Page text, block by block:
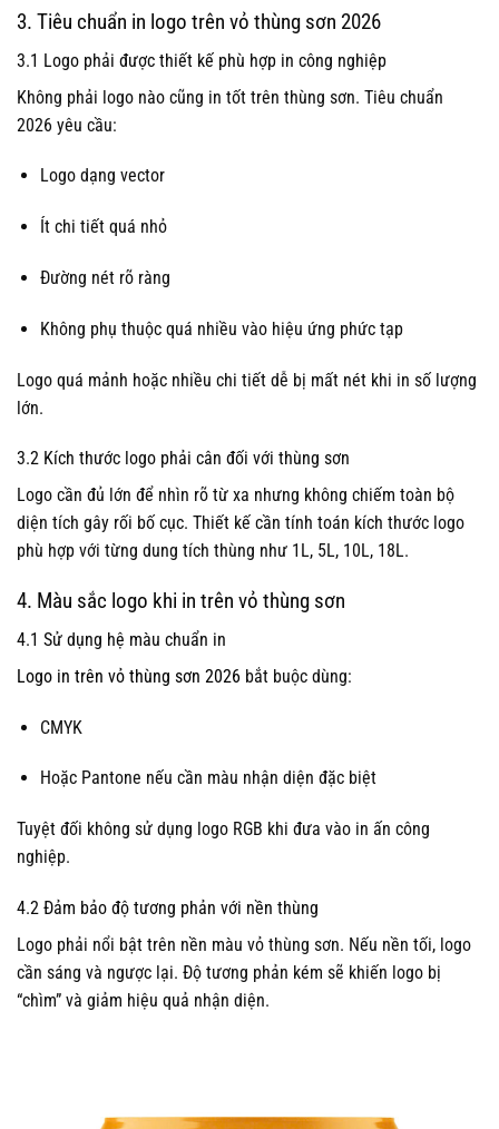
3. Tiêu chuẩn in logo trên vỏ thùng sơn 2026
3.1 Logo phải được thiết kế phù hợp in công nghiệp
Không phải logo nào cũng in tốt trên thùng sơn. Tiêu chuẩn
2026 yêu cầu:
Logo dạng vector
Ít chi tiết quá nhỏ
Đường nét rõ ràng
Không phụ thuộc quá nhiều vào hiệu ứng phức tạp
Logo quá mảnh hoặc nhiều chi tiết dễ bị mất nét khi in số lượng
lớn.
3.2 Kích thước logo phải cân đối với thùng sơn
Logo cần đủ lớn để nhìn rõ từ xa nhưng không chiếm toàn bộ
diện tích gây rối bố cục. Thiết kế cần tính toán kích thước logo
phù hợp với từng dung tích thùng như 1L, 5L, 10L, 18L.
4. Màu sắc logo khi in trên vỏ thùng sơn
4.1 Sử dụng hệ màu chuẩn in
Logo in trên vỏ thùng sơn 2026 bắt buộc dùng:
CMYK
Hoặc Pantone nếu cần màu nhận diện đặc biệt
Tuyệt đối không sử dụng logo RGB khi đưa vào in ấn công
nghiệp.
4.2 Đảm bảo độ tương phản với nền thùng
Logo phải nổi bật trên nền màu vỏ thùng sơn. Nếu nền tối, logo
cần sáng và ngược lại. Độ tương phản kém sẽ khiến logo bị
“chìm” và giảm hiệu quả nhận diện.